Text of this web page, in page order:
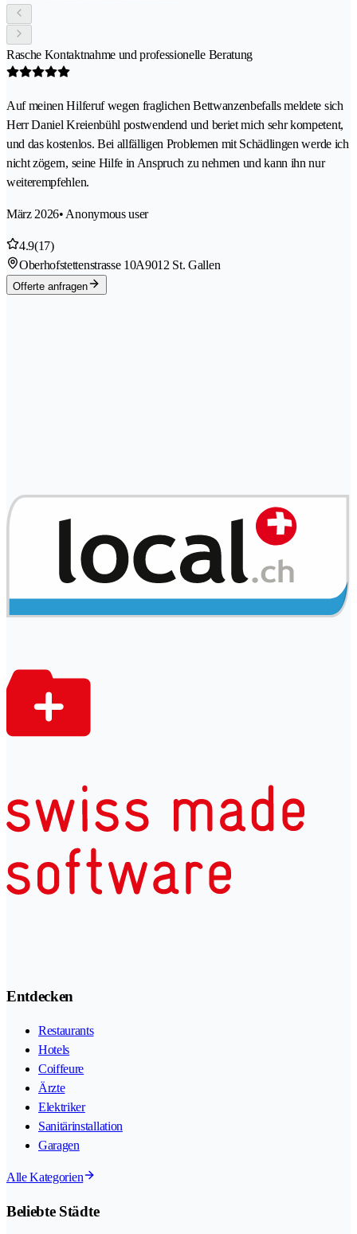
Rasche Kontaktnahme und professionelle Beratung
Auf meinen Hilferuf wegen fraglichen Bettwanzenbefalls meldete sich
Herr Daniel Kreienbühl postwendend und beriet mich sehr kompetent,
und das kostenlos. Bei allfälligen Problemen mit Schädlingen werde ich
nicht zögern, seine Hilfe in Anspruch zu nehmen und kann ihn nur
weiterempfehlen.
März 2026• Anonymous user
4.9(17)
Oberhofstettenstrasse 10A9012 St. Gallen
Offerte anfragen
Entdecken
Restaurants
Hotels
Coiffeure
Ärzte
Elektriker
Sanitärinstallation
Garagen
Alle Kategorien
Beliebte Städte